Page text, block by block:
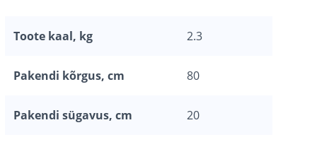
Toote kaal, kg 2.3
Pakendi kõrgus, cm 80
Pakendi sügavus, cm 20